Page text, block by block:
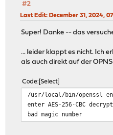
#2
Last Edit: December 31, 2024,
Super! Danke -- das
... leider klappt es nicht. Ich
als auch direkt auf der
Code Select
/usr/local/bin/openssl
enter AES-256-CBC
bad magic number